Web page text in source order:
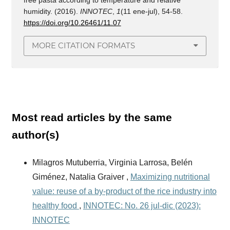
humidity. (2016). INNOTEC, 1(11 ene-jul), 54-58.
https://doi.org/10.26461/11.07
MORE CITATION FORMATS
Most read articles by the same
author(s)
Milagros Mutuberria, Virginia Larrosa, Belén
Giménez, Natalia Graiver , Maximizing nutritional
value: reuse of a by-product of the rice industry into
healthy food ,
INNOTEC: No. 26 jul-dic (2023):
INNOTEC